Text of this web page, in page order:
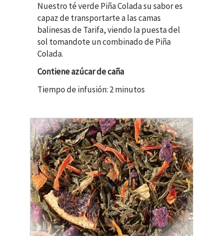
Nuestro té verde Piña Colada su sabor es
capaz de transportarte a las camas
balinesas de Tarifa, viendo la puesta del
sol tomandote un combinado de Piña
Colada.
Contiene azúcar de caña
Tiempo de infusión: 2 minutos